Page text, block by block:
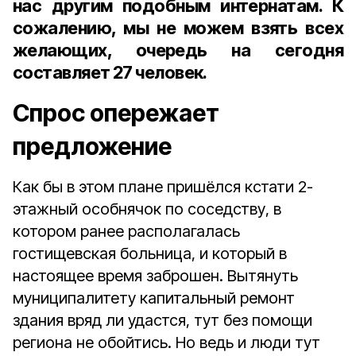
нас другим подобным интернатам. К
сожалению, мы не можем взять всех
желающих, очередь на сегодня
составляет 27 человек.
Спрос опережает
предложение
Как бы в этом плане пришёлся кстати 2-
этажный особнячок по соседству, в
котором ранее располагалась
гостищевская больница, и который в
настоящее время заброшен. Вытянуть
муниципалитету капитальный ремонт
здания вряд ли удастся, тут без помощи
региона не обойтись. Но ведь и люди тут